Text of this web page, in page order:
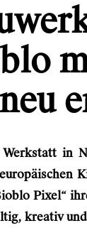
in
Pixel“
kreativ